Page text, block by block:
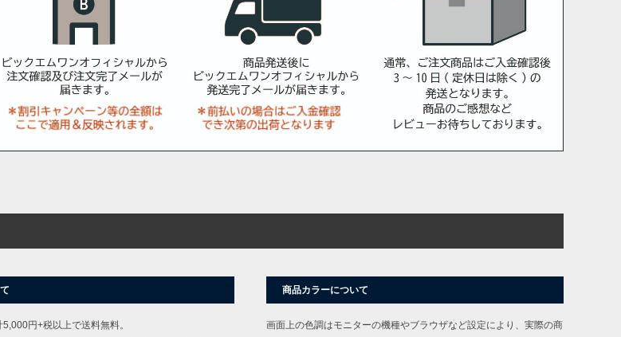
円+税以上で送料無料。
商品カラーについて
画面上の色調はモニターの機種やブラウザなど設定により、実際の商